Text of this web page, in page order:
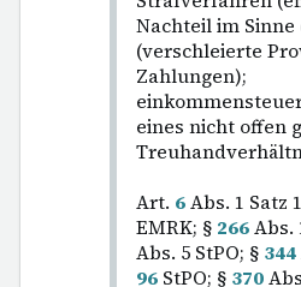
Nachteil im
(verschleierte
Zahlungen);
eines nicht offen
Art. 6Abs. 1 Satz
EMRK; § 266Abs.
Abs. 5 StPO; § 344
96 StPO; § 370